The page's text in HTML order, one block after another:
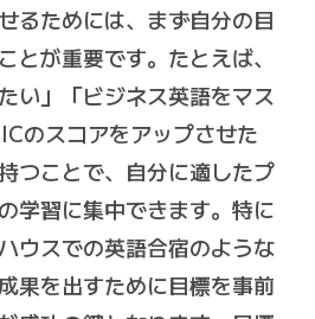
るためには、まず自分の目
とが重要です。たとえば、
い」「ビジネス英語をマス
のスコアをアップさせた
つことで、自分に適したプ
学習に集中できます。特に
ウスでの英語合宿のような
果を出すために目標を事前